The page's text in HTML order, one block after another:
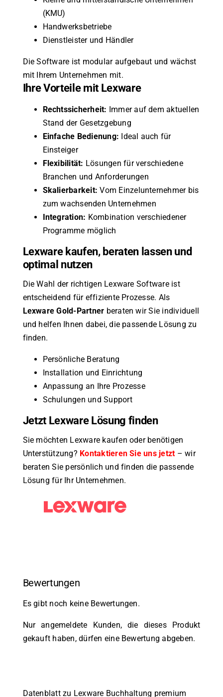
(KMU)
Handwerksbetriebe
Dienstleister und Händler
Die Software ist modular aufgebaut und wächst
mit Ihrem Unternehmen mit.
Ihre Vorteile mit Lexware
Rechtssicherheit: Immer auf dem aktuellen
Stand der Gesetzgebung
Einfache Bedienung: Ideal auch für
Einsteiger
Flexibilität: Lösungen für verschiedene
Branchen und Anforderungen
Skalierbarkeit: Vom Einzelunternehmer bis
zum wachsenden Unternehmen
Integration: Kombination verschiedener
Programme möglich
Lexware kaufen, beraten lassen und
optimal nutzen
Die Wahl der richtigen Lexware Software ist
entscheidend für effiziente Prozesse. Als
Lexware Gold-Partner beraten wir Sie individuell
und helfen Ihnen dabei, die passende Lösung zu
finden.
Persönliche Beratung
Installation und Einrichtung
Anpassung an Ihre Prozesse
Schulungen und Support
Jetzt Lexware Lösung finden
Sie möchten Lexware kaufen oder benötigen
Unterstützung? Kontaktieren Sie uns jetzt – wir
beraten Sie persönlich und finden die passende
Lösung für Ihr Unternehmen.
Bewertungen
Es gibt noch keine Bewertungen.
Nur angemeldete Kunden, die dieses Produkt
gekauft haben, dürfen eine Bewertung abgeben.
Datenblatt zu Lexware Buchhaltung premium